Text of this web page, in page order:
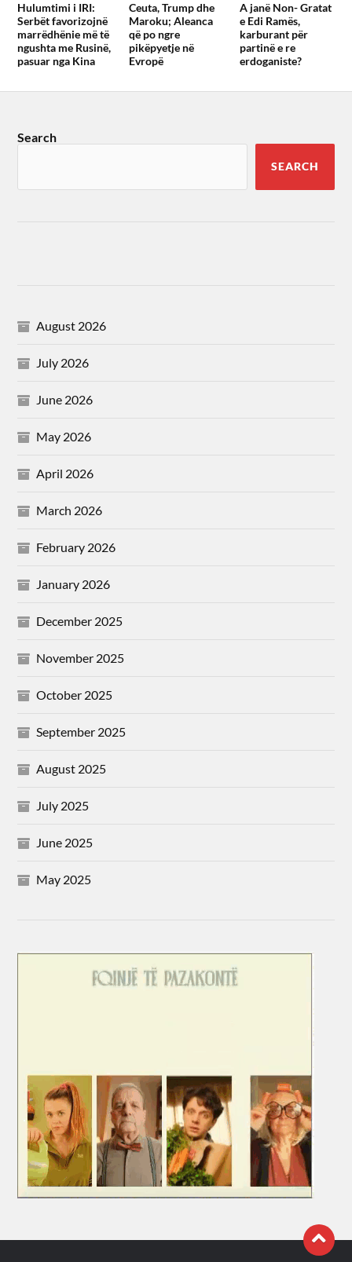
Hulumtimi i IRI:
Serbët favorizojnë
marrëdhënie më të
ngushta me Rusinë,
pasuar nga Kina
Ceuta, Trump dhe
Maroku; Aleanca
që po ngre
pikëpyetje në
Evropë
A janë Non- Gratat
e Edi Ramës,
karburant për
partinë e re
erdoganiste?
Search
SEARCH
August 2026
July 2026
June 2026
May 2026
April 2026
March 2026
February 2026
January 2026
December 2025
November 2025
October 2025
September 2025
August 2025
July 2025
June 2025
May 2025